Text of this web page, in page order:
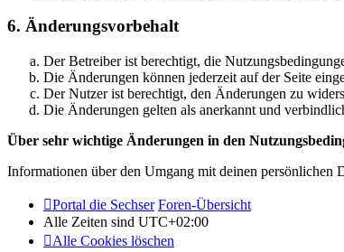
6. Änderungsvorbehalt
Der Betreiber ist berechtigt, die
Die Änderungen können jederzeit auf der Seite
Der Nutzer ist berechtigt, den Änderungen zu
Die Änderungen gelten als anerkannt und
Über sehr wichtige Änderungen in den
Informationen über den Umgang mit deinen persönlichen
Portal die Sechser Foren-Übersicht
Alle Zeiten sind UTC+02:00
Alle Cookies löschen